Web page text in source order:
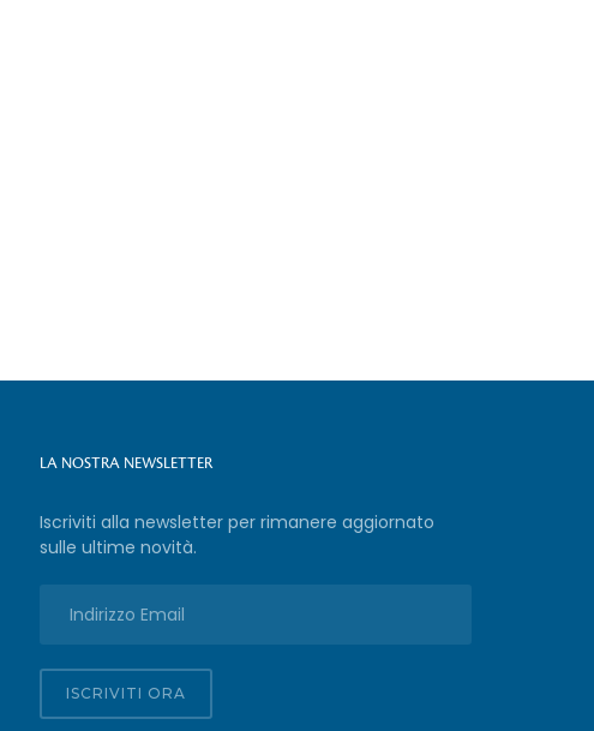
LA NOSTRA NEWSLETTER
Iscriviti alla newsletter per rimanere aggiornato
sulle ultime novità.
ISCRIVITI ORA